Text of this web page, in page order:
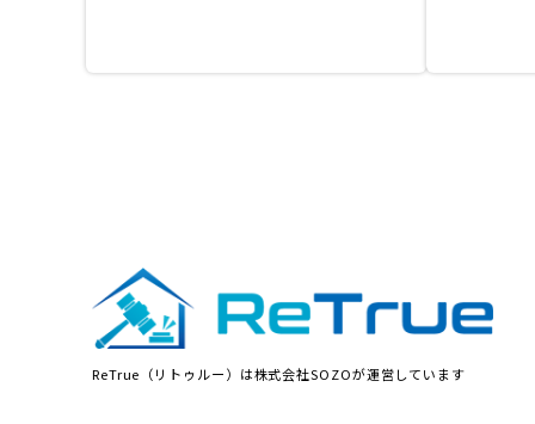
ReTrue（リトゥルー）は株式会社SOZOが運営しています